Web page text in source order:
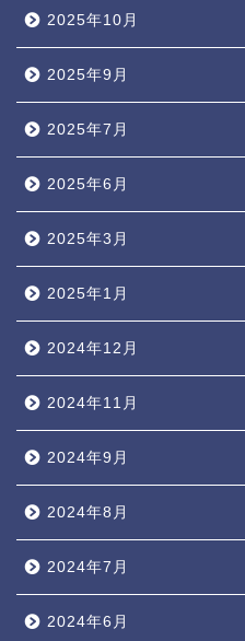
2025年10月
2025年9月
2025年7月
2025年6月
2025年3月
2025年1月
2024年12月
2024年11月
2024年9月
2024年8月
2024年7月
2024年6月